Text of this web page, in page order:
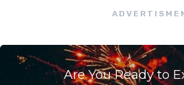
Are You Ready to